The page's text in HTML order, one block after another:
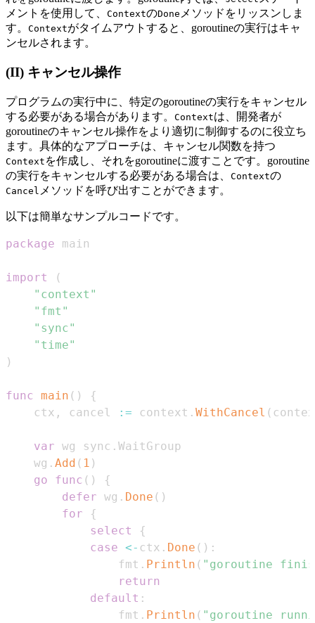
メントを使用して、 ContextのDone メソッドをリッスンしま
す。 Contextがタイムアウトすると、goroutineの実行はキャ
ンセルされます。
(II) キャンセル操作
プログラムの実行中に、特定のgoroutineの実行をキャンセル
する必要がある場合があります。 Contextは、開発者が
goroutineのキャンセル操作をより適切に制御するのに役立ち
ます。具体的なアプローチは、キャンセル関数を持つ
Context を作成し、それをgoroutineに渡すことです。goroutine
の実行をキャンセルする必要がある場合は、 Contextの
Cancel メソッドを呼び出すことができます。
以下は簡単なサンプルコードです。
package
import
(
"context"
"fmt"
"sync"
"time"
)
func main ( )
{
    ctx
, cancel := context . WithCancel (
var wg sync .
    wg
. Add ( 1 )
go
func ( )
{
defer wg . Done ( )
for
{
select
{
case <- ctx . Done ( ) :
                fmt
. Println ( "goroutine
return
default :
                fmt
. Println ( "goroutine